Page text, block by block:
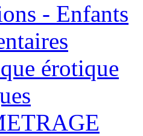
- Enfants
érotique